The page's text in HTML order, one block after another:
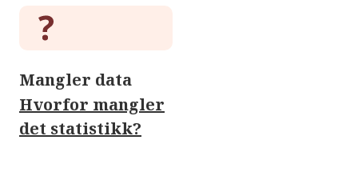
Mangler data
Hvorfor mangler
det statistikk?